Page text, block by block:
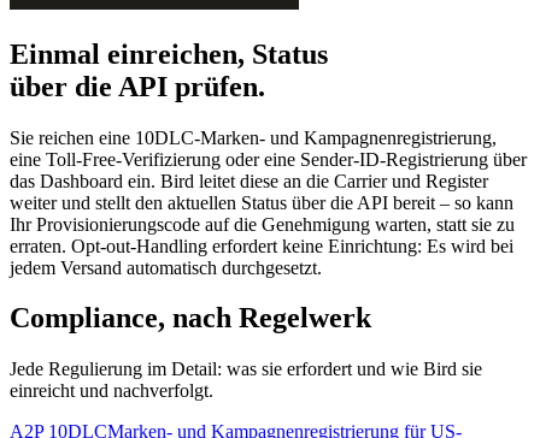
Einmal einreichen, Status
über die API prüfen.
Sie reichen eine 10DLC-Marken- und Kampagnenregistrierung,
eine Toll-Free-Verifizierung oder eine Sender-ID-Registrierung über
das Dashboard ein. Bird leitet diese an die Carrier und Register
weiter und stellt den aktuellen Status über die API bereit – so kann
Ihr Provisionierungscode auf die Genehmigung warten, statt sie zu
erraten. Opt-out-Handling erfordert keine Einrichtung: Es wird bei
jedem Versand automatisch durchgesetzt.
Compliance, nach Regelwerk
Jede Regulierung im Detail: was sie erfordert und wie Bird sie
einreicht und nachverfolgt.
A2P 10DLCMarken- und Kampagnenregistrierung für US-